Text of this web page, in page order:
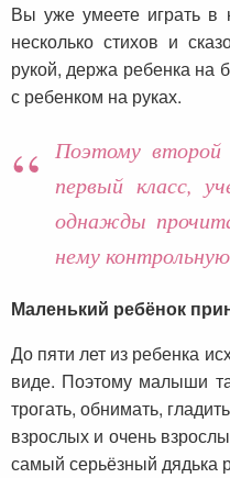
Вы уже умеете играть в
несколько стихов и
рукой, держа ребенка на
с ребенком на руках.
Поэтому
первый класс,
однажды
нему
Маленький ребёнок
До пяти лет из ребенка
виде. Поэтому малыши
трогать, обнимать,
взрослых и очень
самый серьёзный дядька